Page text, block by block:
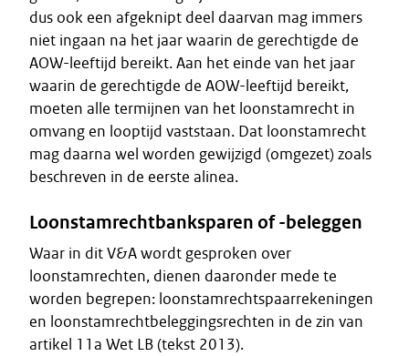
dus ook een afgeknipt deel daarvan mag immers
niet ingaan na het jaar waarin de gerechtigde de
AOW-leeftijd bereikt. Aan het einde van het jaar
waarin de gerechtigde de AOW-leeftijd bereikt,
moeten alle termijnen van het loonstamrecht in
omvang en looptijd vaststaan. Dat loonstamrecht
mag daarna wel worden gewijzigd (omgezet) zoals
beschreven in de eerste alinea.
Loonstamrechtbanksparen of -beleggen
Waar in dit V&A wordt gesproken over
loonstamrechten, dienen daaronder mede te
worden begrepen: loonstamrechtspaarrekeningen
en loonstamrechtbeleggingsrechten in de zin van
artikel 11a Wet LB (tekst 2013).